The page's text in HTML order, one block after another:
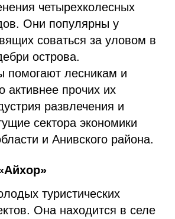
четырехколесных
Они популярны у
соваться за уловом в
острова.
помогают лесникам и
активнее прочих их
развлечения и
сектора экономики
и Анивского района.
туристических
Она находится в селе